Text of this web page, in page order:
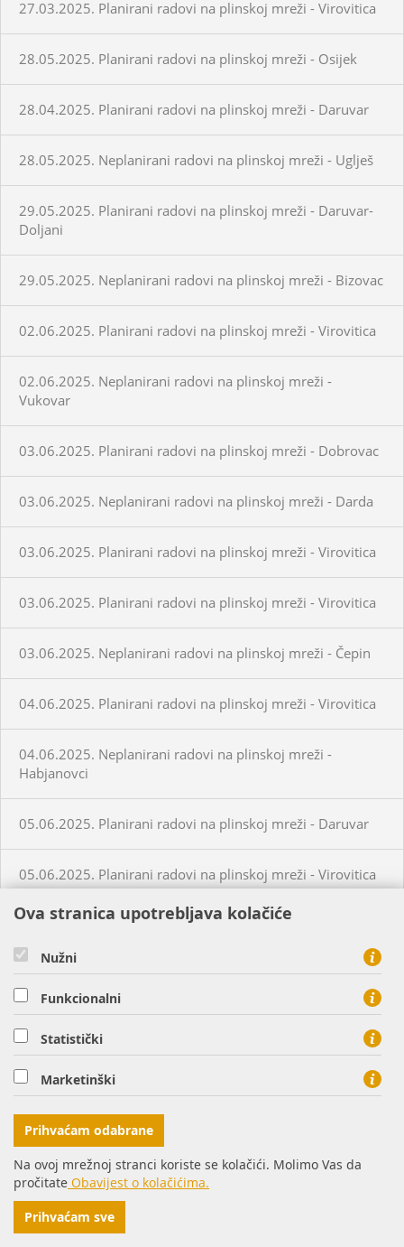
27.03.2025. Planirani radovi na plinskoj mreži - Virovitica
28.05.2025. Planirani radovi na plinskoj mreži - Osijek
28.04.2025. Planirani radovi na plinskoj mreži - Daruvar
28.05.2025. Neplanirani radovi na plinskoj mreži - Uglješ
29.05.2025. Planirani radovi na plinskoj mreži - Daruvar-
Doljani
29.05.2025. Neplanirani radovi na plinskoj mreži - Bizovac
02.06.2025. Planirani radovi na plinskoj mreži - Virovitica
02.06.2025. Neplanirani radovi na plinskoj mreži -
Vukovar
03.06.2025. Planirani radovi na plinskoj mreži - Dobrovac
03.06.2025. Neplanirani radovi na plinskoj mreži - Darda
03.06.2025. Planirani radovi na plinskoj mreži - Virovitica
03.06.2025. Planirani radovi na plinskoj mreži - Virovitica
03.06.2025. Neplanirani radovi na plinskoj mreži - Čepin
04.06.2025. Planirani radovi na plinskoj mreži - Virovitica
04.06.2025. Neplanirani radovi na plinskoj mreži -
Habjanovci
05.06.2025. Planirani radovi na plinskoj mreži - Daruvar
05.06.2025. Planirani radovi na plinskoj mreži - Virovitica
05.06.2025. Planirani radovi na plinskoj mreži - Virovitica
05.06.2025. Planirani radovi na plinskoj mreži - Virovitica
05.06.2025. Neplanirani radovi na plinskoj mreži -
Virovitica
05.06.2025. Neplanirani radovi na plinskoj mreži -
Ordanja
06.06.2025. Planirani radovi na plinskoj mreži - Osijek
06.06.2025. Planirani radovi na plinskoj mreži - Virovitica
Ova stranica upotrebljava kolačiće
Nužni
Funkcionalni
Statistički
Marketinški
Prihvaćam odabrane
Na ovoj mrežnoj stranci koriste se kolačići. Molimo Vas da
pročitate Obavijest o kolačićima.
Prihvaćam sve